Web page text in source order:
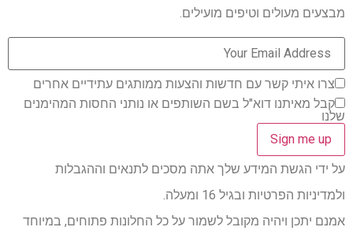
מבצעים מעולים וטיפים מועילים.
צרו איתי קשר עם חדשות והצעות ממותגים עתידיים אחרים
קבל מאיתנו דוא"ל בשם השותפים או נותני החסות המהימנים
שלנו
על ידי הגשת המידע שלך אתה מסכים לתנאים וההגבלות
ולמדיניות הפרטיות ובגיל 16 ומעלה.
אמנם יתכן ויהיה מקובל לשמור על כל החלונות פתוחים, במיוחד